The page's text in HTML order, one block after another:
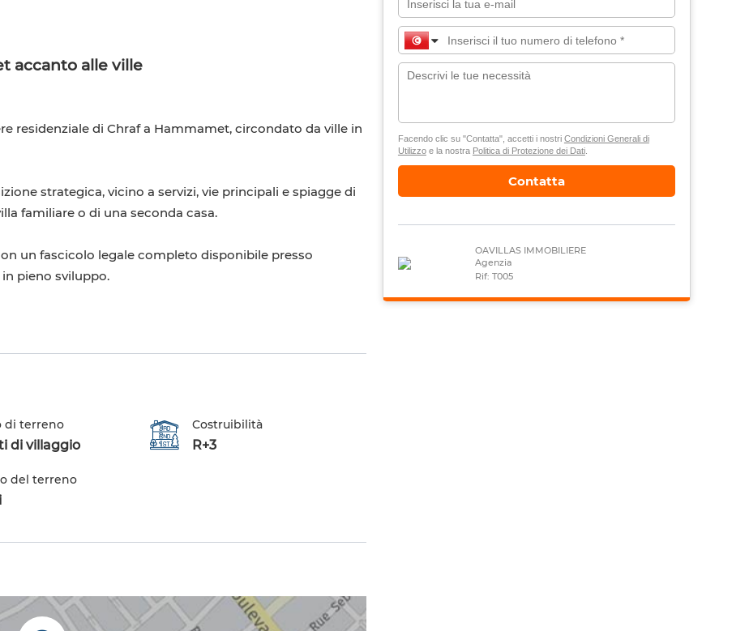
accanto alle ville
residenziale di Chraf a Hammamet, circondato da ville in
strategica, vicino a servizi, vie principali e spiagge di
familiare o di una seconda casa.
un fascicolo legale completo disponibile presso
pieno sviluppo.
di terreno
di villaggio
Costruibilità
R+3
del terreno
Facendo clic su "Contatta", accetti i nostri Condizioni Generali di
Utilizzoe la nostra Politica di Protezione dei Dati.
Contatta
OAVILLAS IMMOBILIERE
Agenzia
Rif: T005